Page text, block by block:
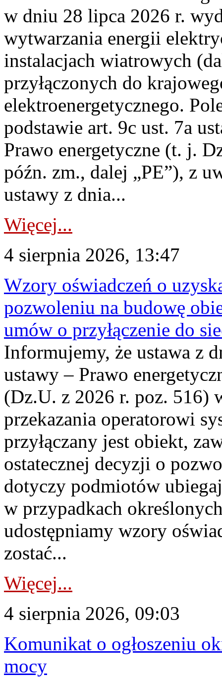
w dniu 28 lipca 2026 r.
wytwarzania energii
instalacjach wiatrowych
przyłączonych do
elektroenergetycznego.
podstawie art. 9c ust. 7a
Prawo energetyczne (t. j.
późn. zm., dalej „PE”), z
ustawy z dnia...
Więcej...
4 sierpnia 2026, 13:47
Wzory oświadczeń o
pozwoleniu na budowę
umów o przyłączenie do
Informujemy, że ustawa z
ustawy – Prawo
(Dz.U. z 2026 r. poz. 516)
przekazania operatorowi
przyłączany jest obiekt,
ostatecznej decyzji o
dotyczy podmiotów
w przypadkach
udostępniamy wzory
zostać...
Więcej...
4 sierpnia 2026, 09:03
Komunikat o ogłoszeniu
mocy